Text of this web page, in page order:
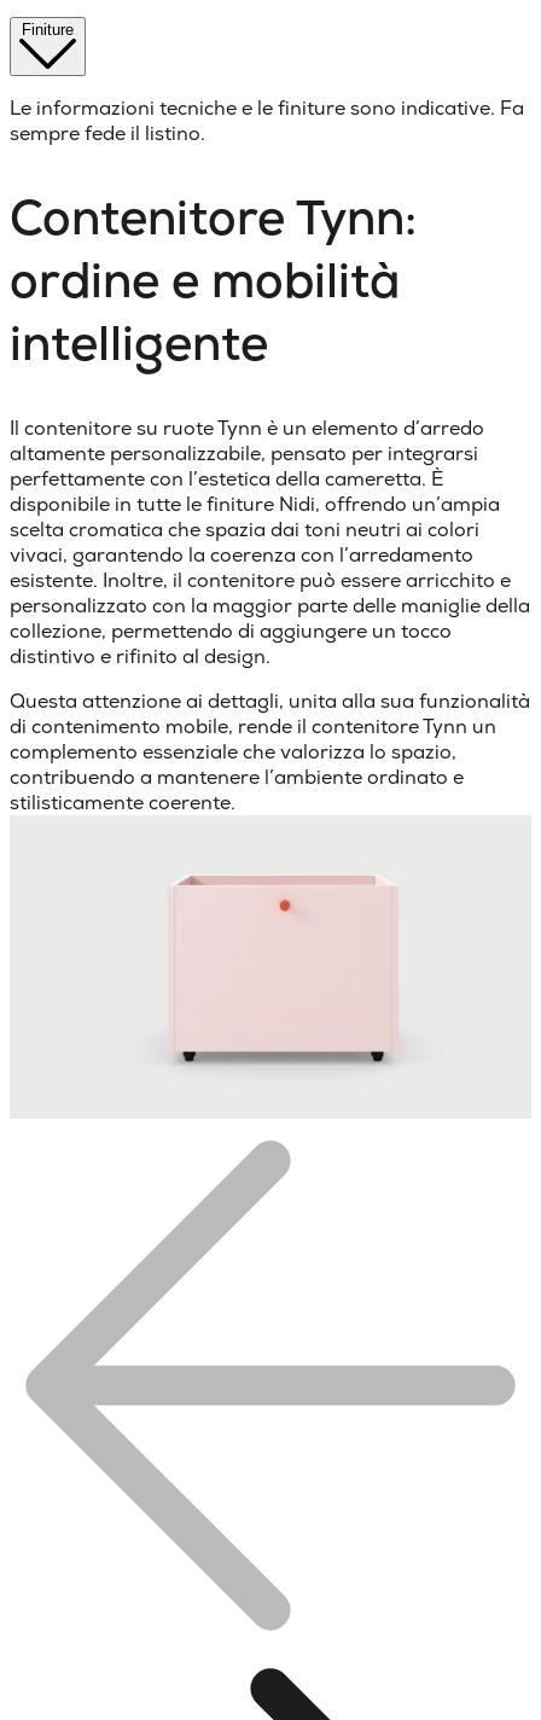
Le informazioni tecniche e le finiture sono indicative. Fa
sempre fede il listino.
Contenitore Tynn:
ordine e mobilità
intelligente
Il contenitore su ruote Tynn è un elemento d’arredo
altamente personalizzabile, pensato per integrarsi
perfettamente con l’estetica della cameretta. È
disponibile in tutte le finiture Nidi, offrendo un’ampia
scelta cromatica che spazia dai toni neutri ai colori
vivaci, garantendo la coerenza con l’arredamento
esistente. Inoltre, il contenitore può essere arricchito e
personalizzato con la maggior parte delle maniglie della
collezione, permettendo di aggiungere un tocco
distintivo e rifinito al design.
Questa attenzione ai dettagli, unita alla sua funzionalità
di contenimento mobile, rende il contenitore Tynn un
complemento essenziale che valorizza lo spazio,
contribuendo a mantenere l’ambiente ordinato e
stilisticamente coerente.